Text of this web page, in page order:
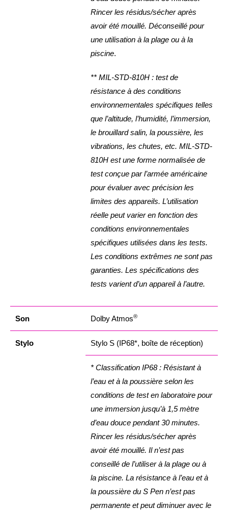
Rincer les résidus/sécher après
avoir été mouillé. Déconseillé pour
une utilisation à la plage ou à la
piscine.
** MIL-STD-810H : test de
résistance à des conditions
environnementales spécifiques telles
que l’altitude, l’humidité, l’immersion,
le brouillard salin, la poussière, les
vibrations, les chutes, etc. MIL-STD-
810H est une forme normalisée de
test conçue par l’armée américaine
pour évaluer avec précision les
limites des appareils. L’utilisation
réelle peut varier en fonction des
conditions environnementales
spécifiques utilisées dans les tests.
Les conditions extrêmes ne sont pas
garanties. Les spécifications des
tests varient d’un appareil à l’autre.
Son Dolby Atmos®
Stylo Stylo S (IP68*, boîte de réception)
* Classification IP68 : Résistant à
l’eau et à la poussière selon les
conditions de test en laboratoire pour
une immersion jusqu’à 1,5 mètre
d’eau douce pendant 30 minutes.
Rincer les résidus/sécher après
avoir été mouillé. Il n’est pas
conseillé de l’utiliser à la plage ou à
la piscine. La résistance à l’eau et à
la poussière du S Pen n’est pas
permanente et peut diminuer avec le